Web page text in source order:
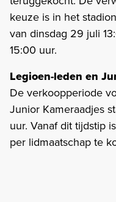
keuze is in het
van dinsdag 29 juli
15:00 uur.
Legioen-leden en
De verkoopperiode
Junior Kameraadjes
uur. Vanaf dit tijdstip
per lidmaatschap te